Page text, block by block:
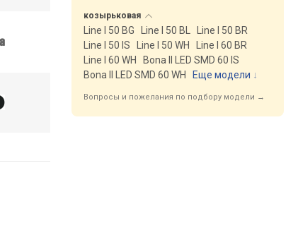
козырьковая
Line I 50 BG Line I 50 BL
Line I 50 BR
Line I 50 IS
Line I 50 WH
Line I 60 BR
Line I 60 WH
Bona II LED SMD 60 IS
Bona II LED SMD 60 WH
Еще модели ↓
Вопросы и пожелания по подбору модели →